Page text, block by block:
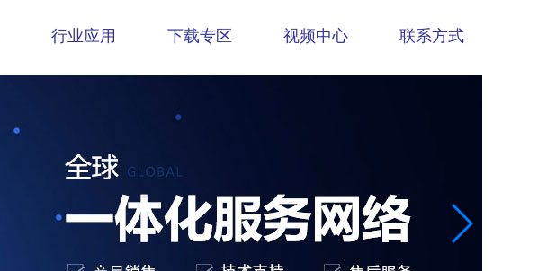
行业应用 下载专区 视频中心 联系方式